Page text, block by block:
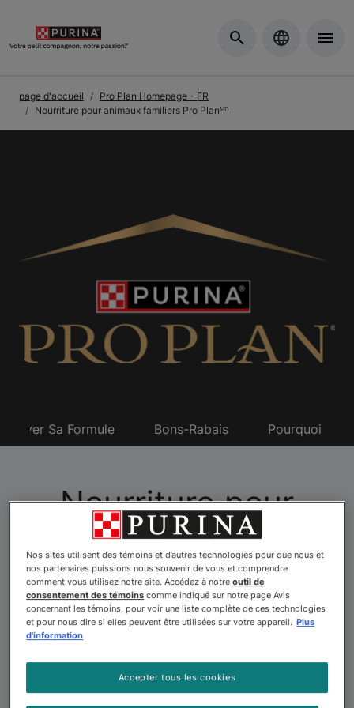
page d'accueil
Pro Plan Homepage - FR
Nourriture pour animaux familiers Pro Planᴹᴰ
Sa Formule Bons-Rabais Pourquoi Pro
Nourriture pour
animaux familiers Pro
Planᴹᴰ
Vous recherchez une alimentation avancée pour aider
vie? Explorez les plus de 175 formules de nourriture
pour animaux familiers offertes par Purina Pro Plan. Le
Nos sites utilisent des témoins et d’autres technologies pour que nous et
nos partenaires puissions nous souvenir de vous et comprendre
comment vous utilisez notre site. Accédez à notreoutil de
consentement des témoins comme indiqué sur notre page Avis
concernant les témoins, pour voir une liste complète de ces technologies
et pour nous dire si elles peuvent être utilisées sur votre appareil. Plus
d'information
Accepter tous les cookies